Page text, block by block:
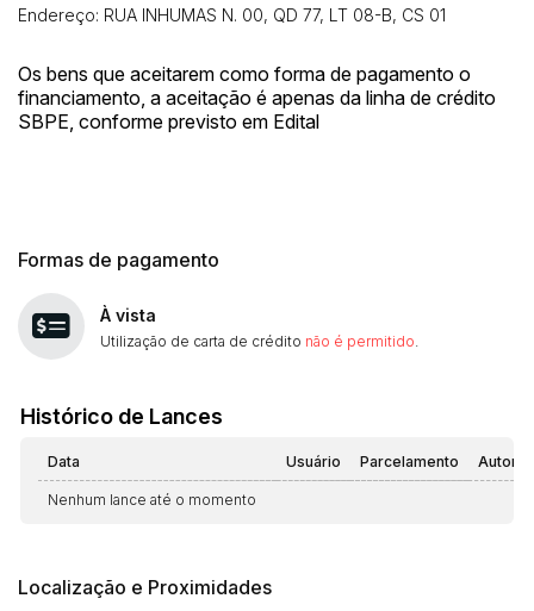
Endereço: RUA INHUMAS N. 00, QD 77, LT 08-B, CS 01
Os bens que aceitarem como forma de pagamento o
financiamento, a aceitação é apenas da linha de crédito
SBPE, conforme previsto em Edital
Formas de pagamento
À vista
Utilização de carta de crédito não é permitido
Histórico de Lances
Data Usuário Parcelamento
Nenhum lance até o momento
Localização e Proximidades